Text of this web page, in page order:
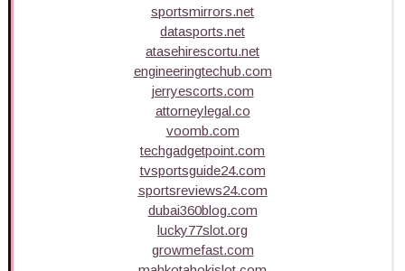
sportsmirrors.net
datasports.net
atasehirescortu.net
engineeringtechub.com
jerryescorts.com
attorneylegal.co
voomb.com
techgadgetpoint.com
tvsportsguide24.com
sportsreviews24.com
dubai360blog.com
lucky77slot.org
growmefast.com